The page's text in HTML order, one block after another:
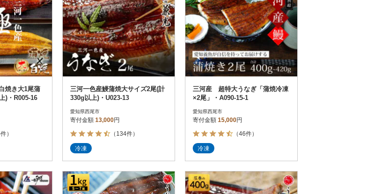
焼き大1尾蒲
)・R005-16
）
三河一色産鰻蒲焼大サイズ2尾(計
330g以上)・U023-13
愛知県西尾市
寄付金額 13,000円
（134件）
冷凍
三河産 超特大うなぎ「蒲焼冷凍
×2尾」・A090-15-1
愛知県西尾市
寄付金額 15,000円
（46件）
冷凍